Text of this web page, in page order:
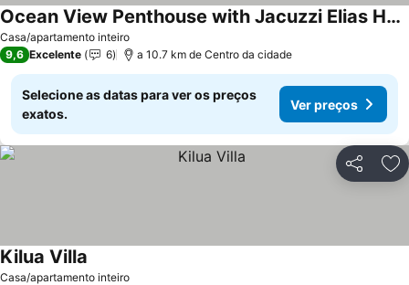
Casa/apartamento inteiro
Ocean View Penthouse with Jacuzzi Elias Homes ZanzibarHouses
9,6 Excelente 6 a 10.7 km de Centro da cidade
Selecione as datas para ver os preços
exatos.
Ver preços
Partilhar
Casa/apartamento inteiro
Kilua Villa